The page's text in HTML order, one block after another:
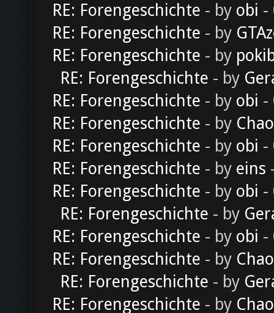
RE: Forengeschichte - by obi -
RE: Forengeschichte - by
RE: Forengeschichte - by
RE: Forengeschichte - by
RE: Forengeschichte - by obi -
RE: Forengeschichte - by
RE: Forengeschichte - by obi -
RE: Forengeschichte - by eins
RE: Forengeschichte - by obi -
RE: Forengeschichte - by
RE: Forengeschichte - by obi -
RE: Forengeschichte - by
RE: Forengeschichte - by
RE: Forengeschichte - by